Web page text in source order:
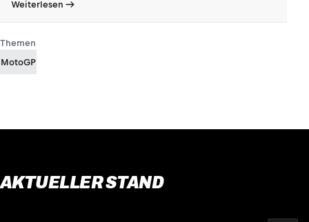
Weiterlesen
Themen
MotoGP
AKTUELLER STAND